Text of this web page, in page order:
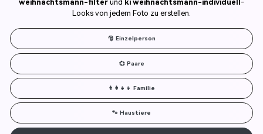
weihnachtsmann-filter und ki weihnachtsmann-individuell -
Looks von jedem Foto zu erstellen.
🎅 Einzelperson
💞 Paare
👨‍👩‍👧‍👦 Familie
🐾 Haustiere